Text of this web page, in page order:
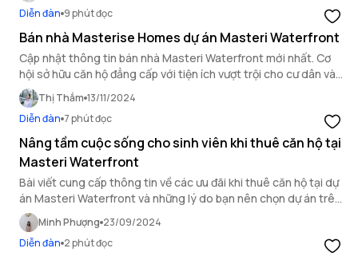
Diễn đàn 9 phút đọc
Bán nhà Masterise Homes dự án Masteri Waterfront
Cập nhật thông tin bán nhà Masteri Waterfront mới nhất. Cơ
hội sở hữu căn hộ đẳng cấp với tiện ích vượt trội cho cư dân và
các nhà đầu tư bất động sản.
Thị Thắm 13/11/2024
Diễn đàn 7 phút đọc
Nâng tầm cuộc sống cho sinh viên khi thuê căn hộ tại
Masteri Waterfront
Bài viết cung cấp thông tin về các ưu đãi khi thuê căn hộ tại dự
án Masteri Waterfront và những lý do bạn nên chọn dự án trên
làm nơi sinh sống.
Minh Phượng 23/09/2024
Diễn đàn 2 phút đọc